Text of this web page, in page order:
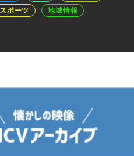
スポーツ
地域情報